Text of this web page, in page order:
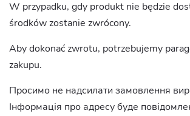
W przypadku, gdy produkt nie będzie
środków zostanie zwrócony.
Aby dokonać zwrotu, potrzebujemy
zakupu.
Просимо не надсилати замовлення
Інформація про адресу буде